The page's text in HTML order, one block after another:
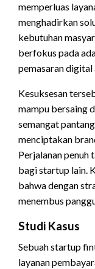
memperluas
menghadirkan
kebutuhan
berfokus pada
pemasaran digital
Kesuksesan
mampu bersaing
semangat
menciptakan
Perjalanan penuh
bagi startup lain.
bahwa dengan
menembus
Studi Kasus
Sebuah startup
layanan